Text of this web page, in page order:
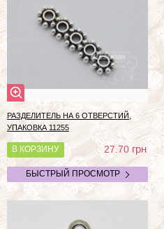
РАЗДЕЛИТЕЛЬ НА 6 ОТВЕРСТИЙ,
УПАКОВКА 11255
В КОРЗИНУ 27.70грн
БЫСТРЫЙ ПРОСМОТР